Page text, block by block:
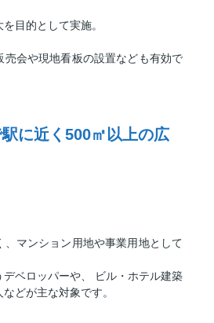
目的として実施。
売会や現地看板の設置なども有効で
に近く500㎡以上の広
、マンション用地や事業用地として
ベロッパーや、 ビル・ホテル建築
どが主な対象です。